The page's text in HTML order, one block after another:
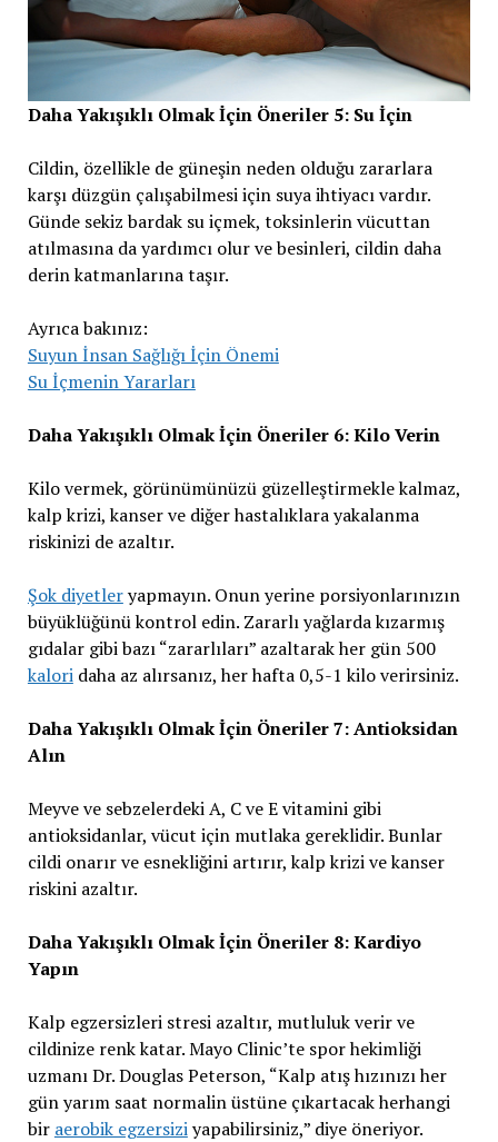
Daha Yakışıklı Olmak İçin Öneriler 5: Su İçin
Cildin, özellikle de güneşin neden olduğu zararlara
karşı düzgün çalışabilmesi için suya ihtiyacı vardır.
Günde sekiz bardak su içmek, toksinlerin vücuttan
atılmasına da yardımcı olur ve besinleri, cildin daha
derin katmanlarına taşır.
Ayrıca bakınız:
Suyun İnsan Sağlığı İçin Önemi
Su İçmenin Yararları
Daha Yakışıklı Olmak İçin Öneriler 6: Kilo Verin
Kilo vermek, görünümünüzü güzelleştirmekle kalmaz,
kalp krizi, kanser ve diğer hastalıklara yakalanma
riskinizi de azaltır.
Şok diyetleryapmayın. Onun yerine porsiyonlarınızın
büyüklüğünü kontrol edin. Zararlı yağlarda kızarmış
gıdalar gibi bazı “zararlıları” azaltarak her gün 500
kaloridaha az alırsanız, her hafta 0,5-1 kilo verirsiniz.
Daha Yakışıklı Olmak İçin Öneriler 7: Antioksidan
Alın
Meyve ve sebzelerdeki A, C ve E vitamini gibi
antioksidanlar, vücut için mutlaka gereklidir. Bunlar
cildi onarır ve esnekliğini artırır, kalp krizi ve kanser
riskini azaltır.
Daha Yakışıklı Olmak İçin Öneriler 8: Kardiyo
Yapın
Kalp egzersizleri stresi azaltır, mutluluk verir ve
cildinize renk katar. Mayo Clinic’te spor hekimliği
uzmanı Dr. Douglas Peterson, “Kalp atış hızınızı her
gün yarım saat normalin üstüne çıkartacak herhangi
bir aerobik egzersiziyapabilirsiniz,” diye öneriyor.